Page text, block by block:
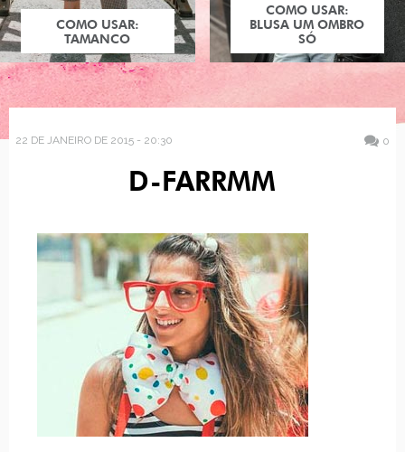
COMO USAR:
TAMANCO
COMO USAR:
BLUSA UM OMBRO
SÓ
22 DE JANEIRO DE 2015 - 20:30 0
D-FARRMM